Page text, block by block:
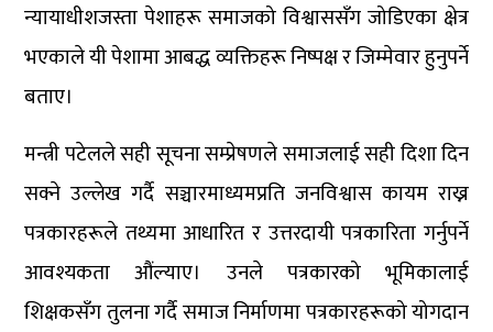
न्यायाधीशजस्ता पेशाहरू समाजको विश्वाससँग जोडिएका क्षेत्र
भएकाले यी पेशामा आबद्ध व्यक्तिहरू निष्पक्ष र जिम्मेवार हुनुपर्ने
बताए।
मन्त्री पटेलले सही सूचना सम्प्रेषणले समाजलाई सही दिशा दिन
सक्ने उल्लेख गर्दै सञ्चारमाध्यमप्रति जनविश्वास कायम राख्न
पत्रकारहरूले तथ्यमा आधारित र उत्तरदायी पत्रकारिता गर्नुपर्ने
आवश्यकता औंल्याए। उनले पत्रकारको भूमिकालाई
शिक्षकसँग तुलना गर्दै समाज निर्माणमा पत्रकारहरूको योगदान